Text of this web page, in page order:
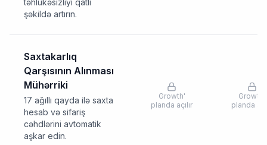
təhlükəsizliyi qatlı
şəkildə artırın.
Saxtakarlıq
Qarşısının Alınması
Mühərriki
17 ağıllı qayda ilə saxta
hesab və sifariş
cəhdlərini avtomatik
aşkar edin.
Growth'
planda açılır
Growth
planda